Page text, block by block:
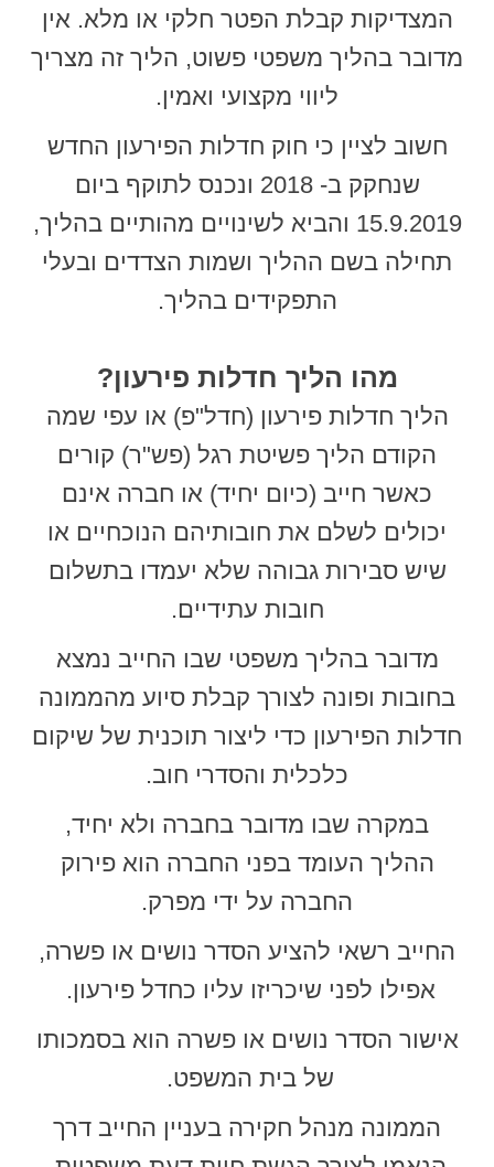
המצדיקות קבלת הפטר חלקי או מלא. אין
מדובר בהליך משפטי פשוט, הליך זה מצריך
ליווי מקצועי ואמין.
חשוב לציין כי חוק חדלות הפירעון החדש
שנחקק ב- 2018 ונכנס לתוקף ביום
15.9.2019 והביא לשינויים מהותיים בהליך,
תחילה בשם ההליך ושמות הצדדים ובעלי
התפקידים בהליך.
מהו הליך חדלות פירעון?
הליך חדלות פירעון (חדל"פ) או עפי שמה
הקודם הליך פשיטת רגל (פש"ר) קורים
כאשר חייב (כיום יחיד) או חברה אינם
יכולים לשלם את חובותיהם הנוכחיים או
שיש סבירות גבוהה שלא יעמדו בתשלום
חובות עתידיים.
מדובר בהליך משפטי שבו החייב נמצא
בחובות ופונה לצורך קבלת סיוע מהממונה
חדלות הפירעון כדי ליצור תוכנית של שיקום
כלכלית והסדרי חוב.
במקרה שבו מדובר בחברה ולא יחיד,
ההליך העומד בפני החברה הוא פירוק
החברה על ידי מפרק.
החייב רשאי להציע הסדר נושים או פשרה,
אפילו לפני שיכריזו עליו כחדל פירעון.
אישור הסדר נושים או פשרה הוא בסמכותו
של בית המשפט.
הממונה מנהל חקירה בעניין החייב דרך